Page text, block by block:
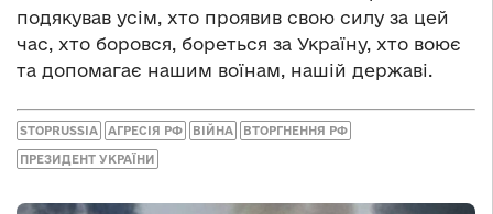
подякував усім, хто проявив свою силу за цей
час, хто боровся, бореться за Україну, хто воює
та допомагає нашим воїнам, нашій державі.
STOPRUSSIA АГРЕСІЯ РФ ВІЙНА ВТОРГНЕННЯ РФ
ПРЕЗИДЕНТ УКРАЇНИ